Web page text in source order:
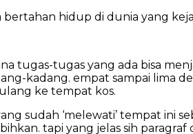
hidup di dunia yang
tugas-tugas yang ada bisa
kadang. empat sampai lima
ke tempat kos.
sudah ‘melewati’ tempat ini
tapi yang jelas sih paragraf